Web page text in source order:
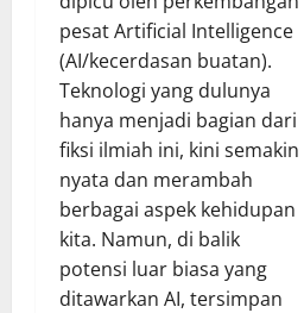
pesat Artificial Intelligence
(AI/kecerdasan buatan).
Teknologi yang dulunya
hanya menjadi bagian dari
fiksi ilmiah ini, kini semakin
nyata dan merambah
berbagai aspek kehidupan
kita. Namun, di balik
potensi luar biasa yang
ditawarkan AI, tersimpan